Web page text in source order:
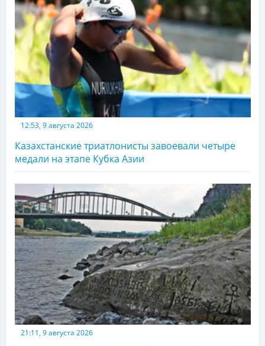
12:53, 9 августа 2026
Казахстанские триатлонисты завоевали четыре
медали на этапе Кубка Азии
21:11, 9 августа 2026